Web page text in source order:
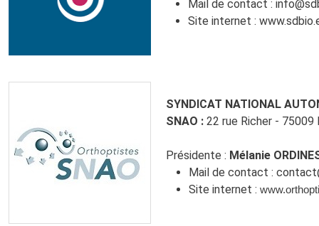
Mail de contact :
Site internet :
SYNDICAT NATIONAL
SNAO : 22 rue Richer - 75009
Présidente : Mélanie
Mail de contact :
Site internet :